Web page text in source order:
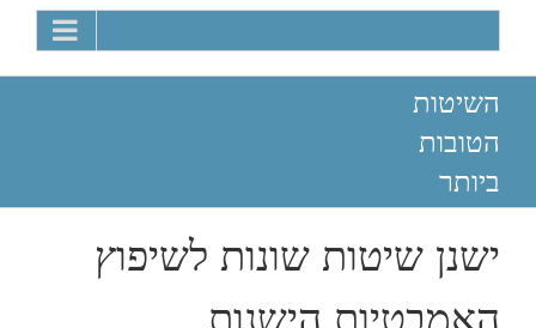
השיטות
הטובות
ביותר
ישנן שיטות שונות לשיפוץ